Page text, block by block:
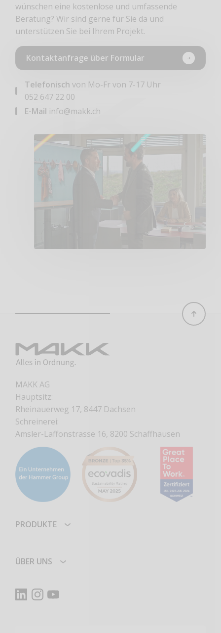
wünschen eine kostenlose und umfassende
Beratung? Wir sind gerne für Sie da und
unterstützen Sie bei Ihrem Projekt.
Kontaktanfrage über Formular
Telefonisch von Mo-Fr von 7-17 Uhr
052 647 22 00
E-Mail info@makk.ch
MAKK AG
Hauptsitz:
Rheinauerweg 17, 8447 Dachsen
Schreinerei:
Amsler-Laffonstrasse 16, 8200 Schaffhausen
PRODUKTE
ÜBER UNS